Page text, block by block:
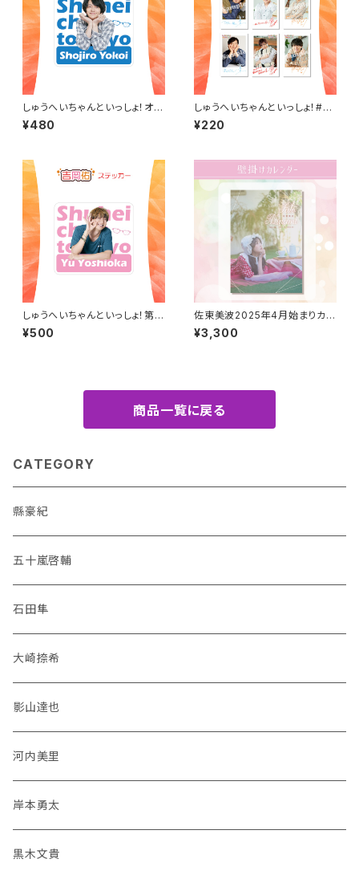
しゅうへいちゃんといっしょ！オリ
ジナルステッカー（横井翔二郎2
022春）
¥480
しゅうへいちゃんといっしょ！#2
チェキ風ランダムブロマイド（全
6種）
¥220
しゅうへいちゃんといっしょ！第1
0夜オリジナルステッカー（吉岡
佑）
¥500
佐東美波2025年4月始まりカレ
ンダー（壁掛けタイプ）
¥3,300
商品一覧に戻る
CATEGORY
縣豪紀
五十嵐啓輔
石田隼
大崎捺希
影山達也
河内美里
岸本勇太
黒木文貴